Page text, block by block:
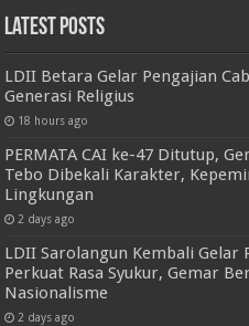
Latest Posts
LDII Betara Gelar Pengajian
Generasi Religius
18 hours ago
PERMATA CAI ke-47 Ditutup,
Tebo Dibekali Karakter,
Lingkungan
2 days ago
LDII Sarolangun Kembali Gelar
Perkuat Rasa Syukur, Gemar
Nasionalisme
2 days ago